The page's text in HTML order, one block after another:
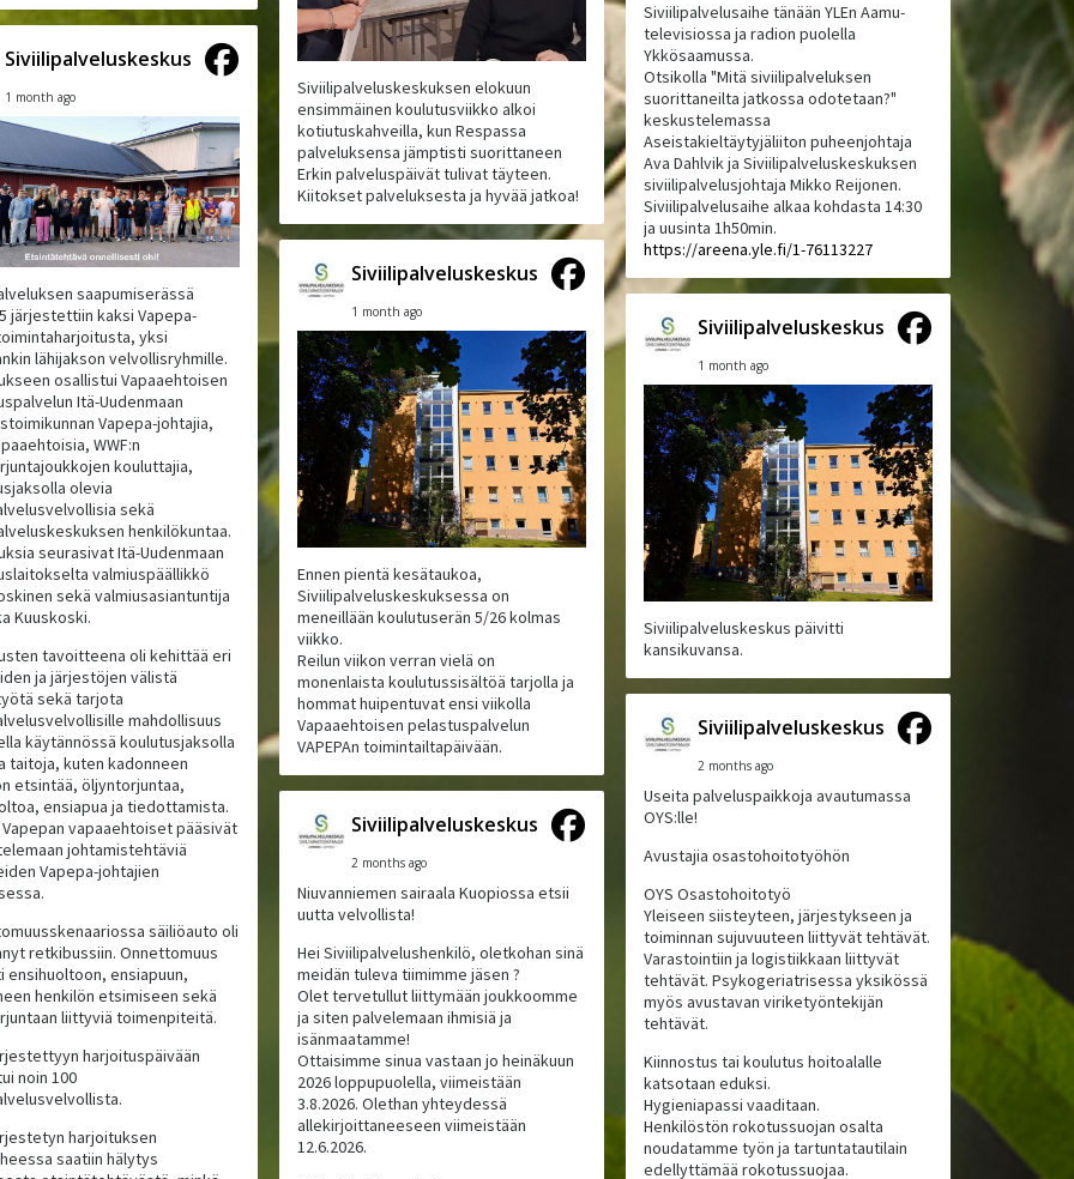
Siviilipalveluskeskus
1 month ago
saapumiserässä
järjestettiin kaksi Vapepa-
yksi
lähijakson velvollisryhmille.
osallistui Vapaaehtoisen
Itä-Uudenmaan
Vapepa-johtajia,
WWF:n
kouluttajia,
olevia
sekä
henkilökuntaa.
seurasivat Itä-Uudenmaan
valmiuspäällikkö
sekä valmiusasiantuntija
Kuuskoski.
tavoitteena oli kehittää eri
ja järjestöjen välistä
sekä tarjota
mahdollisuus
käytännössä koulutusjaksolla
taitoja, kuten kadonneen
etsintää, öljyntorjuntaa,
ensiapua ja tiedottamista.
vapaaehtoiset pääsivät
johtamistehtäviä
Vapepa-johtajien
säiliöauto oli
retkibussiin. Onnettomuus
ensihuoltoon, ensiapuun,
henkilön etsimiseen sekä
liittyviä toimenpiteitä.
harjoituspäivään
noin 100
harjoituksen
saatiin hälytys
Siviilipalveluskeskuksen elokuun
ensimmäinen koulutusviikko alkoi
kotiutuskahveilla, kun Respassa
palveluksensa jämptisti suorittaneen
Erkin palveluspäivät tulivat täyteen.
Kiitokset palveluksesta ja hyvää jatkoa!
Siviilipalveluskeskus
1 month ago
Ennen pientä kesätaukoa,
Siviilipalveluskeskuksessa on
meneillään koulutuserän 5/26 kolmas
viikko.
Reilun viikon verran vielä on
monenlaista koulutussisältöä tarjolla ja
hommat huipentuvat ensi viikolla
Vapaaehtoisen pelastuspalvelun
VAPEPAn toimintailtapäivään.
Siviilipalveluskeskus
2 months ago
Niuvanniemen sairaala Kuopiossa etsii
uutta velvollista!
Hei Siviilipalvelushenkilö, oletkohan sinä
meidän tuleva tiimimme jäsen ?
Olet tervetullut liittymään joukkoomme
ja siten palvelemaan ihmisiä ja
isänmaatamme!
Ottaisimme sinua vastaan jo heinäkuun
2026 loppupuolella, viimeistään
3.8.2026. Olethan yhteydessä
allekirjoittaneeseen viimeistään
12.6.2026.
Siviilipalvelusaihe tänään YLEn Aamu-
televisiossa ja radion puolella
Ykkösaamussa.
Otsikolla "Mitä siviilipalveluksen
suorittaneilta jatkossa odotetaan?"
keskustelemassa
Aseistakieltäytyjäliiton puheenjohtaja
Ava Dahlvik ja Siviilipalveluskeskuksen
siviilipalvelusjohtaja Mikko Reijonen.
Siviilipalvelusaihe alkaa kohdasta 14:30
ja uusinta 1h50min.
https://areena.yle.fi/1-76113227
Siviilipalveluskeskus
1 month ago
Siviilipalveluskeskus päivitti
kansikuvansa.
Siviilipalveluskeskus
2 months ago
Useita palveluspaikkoja avautumassa
OYS:lle!
Avustajia osastohoitotyöhön
OYS Osastohoitotyö
Yleiseen siisteyteen, järjestykseen ja
toiminnan sujuvuuteen liittyvät tehtävät.
Varastointiin ja logistiikkaan liittyvät
tehtävät. Psykogeriatrisessa yksikössä
myös avustavan viriketyöntekijän
tehtävät.
Kiinnostus tai koulutus hoitoalalle
katsotaan eduksi.
Hygieniapassi vaaditaan.
Henkilöstön rokotussuojan osalta
noudatamme työn ja tartuntatautilain
edellyttämää rokotussuojaa.